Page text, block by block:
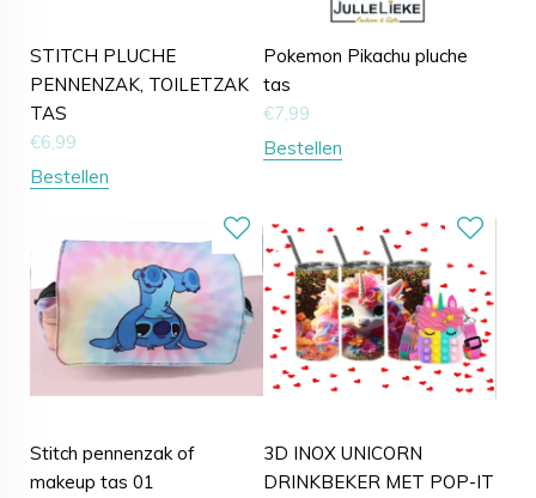
STITCH PLUCHE
PENNENZAK, TOILETZAK
TAS
€6,99
Bestellen
Pokemon Pikachu pluche
tas
€7,99
Bestellen
Stitch pennenzak of
makeup tas 01
3D INOX UNICORN
DRINKBEKER MET POP-IT